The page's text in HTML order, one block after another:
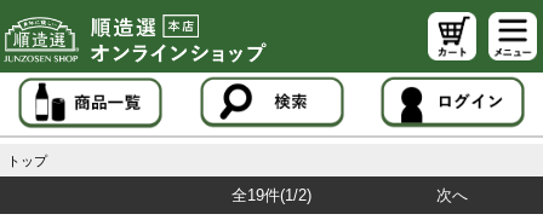
トップ
全19件(1/2) 次へ